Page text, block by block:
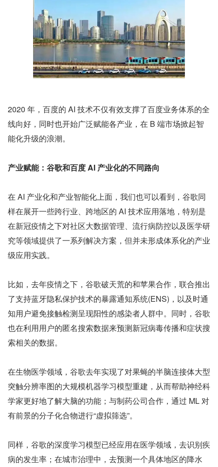
2020 年，百度的 AI 技术不仅有效支撑了百度业务体系的全
线向好，同时也开始广泛赋能各产业，在 B 端市场掀起智
能化升级的浪潮。
产业赋能：谷歌和百度 AI 产业化的不同路向
在 AI 产业化和产业智能化上面，我们也可以看到，谷歌同
样在展开一些跨行业、跨地区的 AI 技术应用落地，特别是
在新冠疫情之下对社区大数据管理、流行病防控以及医学研
究等领域提供了一系列解决方案，但并未形成体系化的产业
级应用实践。
比如，去年疫情之下，谷歌破天荒的和苹果合作，联合推出
了支持蓝牙隐私保护技术的暴露通知系统(ENS)，以及时通
知用户避免接触检测呈现阳性的感染者人群中。同时，谷歌
也在利用用户的匿名搜索数据来预测新冠病毒传播和症状搜
索相关的数据。
在生物医学领域，谷歌去年实现了对果蝇的半脑连接体大型
突触分辨率图的大规模机器学习模型重建，从而帮助神经科
学家更好地了解大脑的功能；与制药公司合作，通过 ML 对
有前景的分子化合物进行“虚拟筛选”。
同样，谷歌的深度学习模型已经应用在医学领域，去识别疾
病的发生率；在城市治理中，去预测一个具体地区的降水